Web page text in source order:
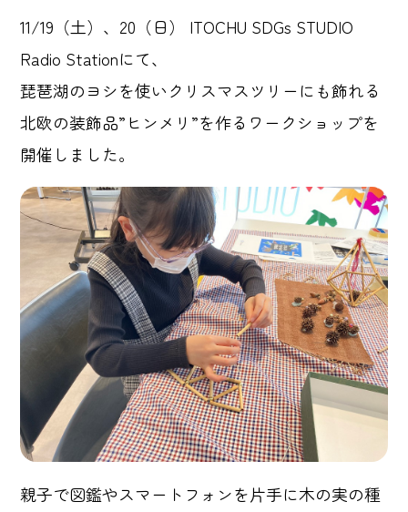
11/19（土）、20（日） ITOCHU SDGs STUDIO
Radio Stationにて、
琵琶湖のヨシを使いクリスマスツリーにも飾れる
北欧の装飾品”ヒンメリ”を作るワークショップを
開催しました。
親子で図鑑やスマートフォンを片手に木の実の種